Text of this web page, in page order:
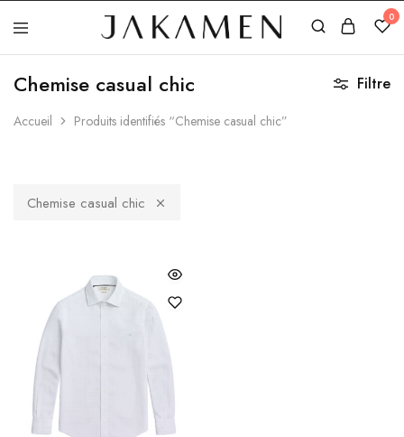
Jakamen
Algérie
0
Chemise casual chic
Accueil Produits identifiés “Chemise casual chic”
Filtre
Chemise casual chic